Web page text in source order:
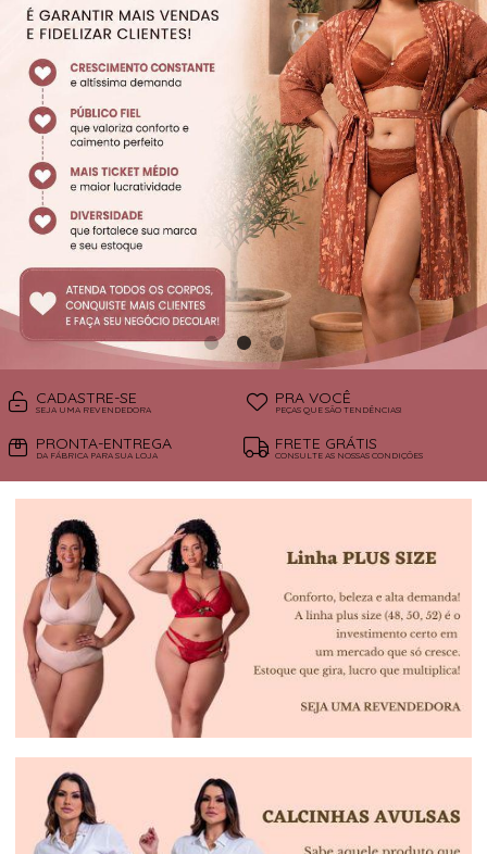
SUTIÃS
CADASTRE-SE
SEJA UMA REVENDEDORA
PRA VOCÊ
PEÇAS QUE SÃO TENDÊNCIAS!
PRONTA-ENTREGA
DA FÁBRICA PARA SUA LOJA
FRETE GRÁTIS
CONSULTE AS NOSSAS CONDIÇÕES